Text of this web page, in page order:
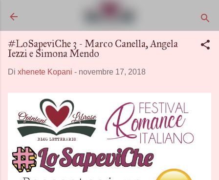
#LoSapeviChe 3 - Marco Canella, Angela
Iezzi e Simona Mendo
Di xhenete Kopani - novembre 17, 2018